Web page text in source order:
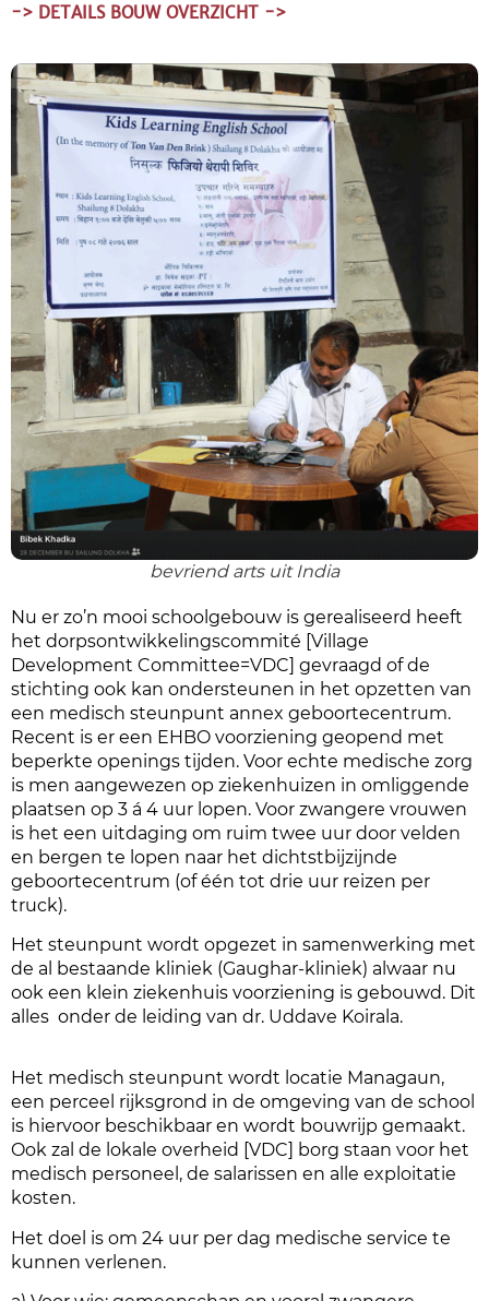
-> DETAILS BOUW OVERZICHT ->
bevriend arts uit India
Nu er zo’n mooi schoolgebouw is gerealiseerd heeft
het dorpsontwikkelingscommité [Village
Development Committee=VDC] gevraagd of de
stichting ook kan ondersteunen in het opzetten van
een medisch steunpunt annex geboortecentrum.
Recent is er een EHBO voorziening geopend met
beperkte openings tijden. Voor echte medische zorg
is men aangewezen op ziekenhuizen in omliggende
plaatsen op 3 á 4 uur lopen. Voor zwangere vrouwen
is het een uitdaging om ruim twee uur door velden
en bergen te lopen naar het dichtstbijzijnde
geboortecentrum (of één tot drie uur reizen per
truck).
Het steunpunt wordt opgezet in samenwerking met
de al bestaande kliniek (Gaughar-kliniek) alwaar nu
ook een klein ziekenhuis voorziening is gebouwd. Dit
alles onder de leiding van dr. Uddave Koirala.
Het medisch steunpunt wordt locatie Managaun,
een perceel rijksgrond in de omgeving van de school
is hiervoor beschikbaar en wordt bouwrijp gemaakt.
Ook zal de lokale overheid [VDC] borg staan voor het
medisch personeel, de salarissen en alle exploitatie
kosten.
Het doel is om 24 uur per dag medische service te
kunnen verlenen.